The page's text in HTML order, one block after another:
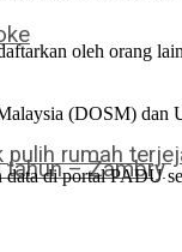
rumah
tahun – Zambry
oleh orang
(DOSM)
di portal